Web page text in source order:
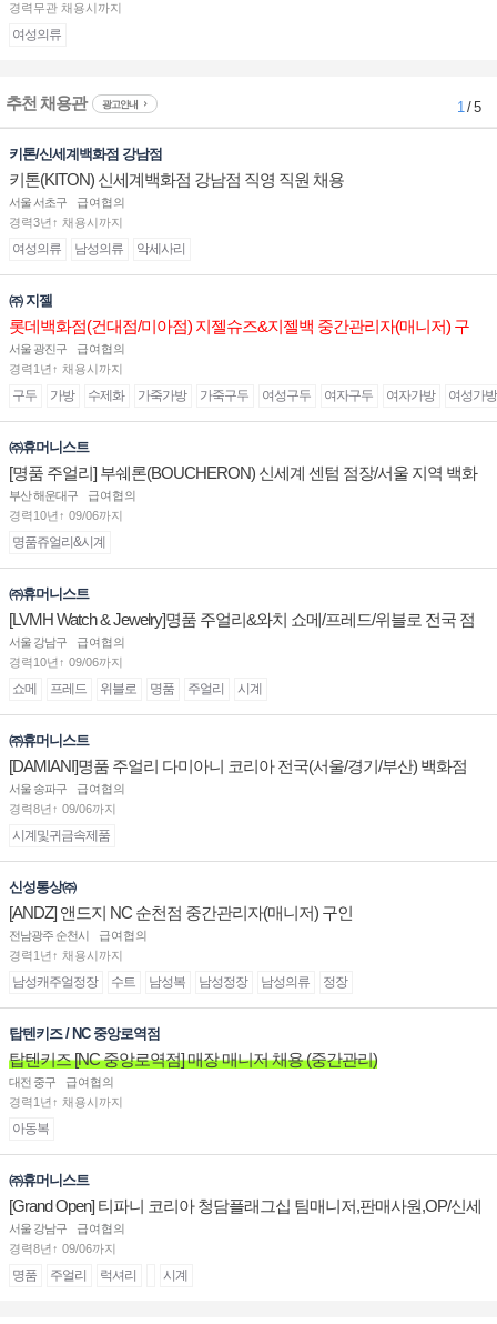
경력무관 채용시까지
여성의류
추천 채용관 광고안내 1/ 5
키톤/신세계백화점 강남점
키톤(KITON) 신세계백화점 강남점 직영 직원 채용
서울 서초구
급여협의
경력3년↑ 채용시까지
여성의류 남성의류 악세사리
㈜ 지젤
롯데백화점(건대점/미아점) 지젤슈즈&지젤백 중간관리자(매니저) 구
인합니다
서울 광진구
급여협의
경력1년↑ 채용시까지
구두 가방 수제화 가죽가방 가죽구두 여성구두 여자구두 여자가방 여성가방
㈜휴머니스트
[명품 주얼리] 부쉐론(BOUCHERON) 신세계 센텀 점장/서울 지역 백화
점 판매사원 채용
부산 해운대구
급여협의
경력10년↑ 09/06까지
명품쥬얼리&시계
㈜휴머니스트
[LVMH Watch & Jewelry]명품 주얼리&와치 쇼메/프레드/위블로 전국 점
장/부점장/판매사원 채용
서울 강남구
급여협의
경력10년↑ 09/06까지
쇼메 프레드 위블로 명품 주얼리 시계
㈜휴머니스트
[DAMIANI]명품 주얼리 다미아니 코리아 전국(서울/경기/부산) 백화점
부점장/판매사원 채용
서울 송파구
급여협의
경력8년↑ 09/06까지
시계및귀금속제품
신성통상㈜
[ANDZ] 앤드지 NC 순천점 중간관리자(매니저) 구인
전남광주 순천시
급여협의
경력1년↑ 채용시까지
남성캐주얼정장 수트 남성복 남성정장 남성의류 정장
탑텐키즈 / NC 중앙로역점
탑텐키즈 [NC 중앙로역점] 매장 매니저 채용 (중간관리)
대전 중구
급여협의
경력1년↑ 채용시까지
아동복
㈜휴머니스트
[Grand Open] 티파니 코리아 청담플래그십 팀매니저,판매사원,OP/신세
계대전 판매사원 채용
서울 강남구
급여협의
경력8년↑ 09/06까지
명품 주얼리 럭셔리 시계